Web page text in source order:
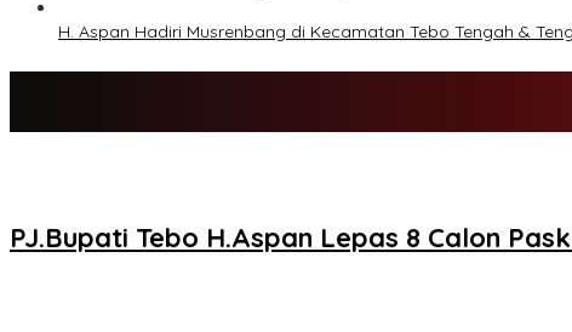
H. Aspan Hadiri Musrenbang di Kecamatan Tebo Tengah &
PJ.Bupati Tebo H.Aspan Lepas 8 Calon